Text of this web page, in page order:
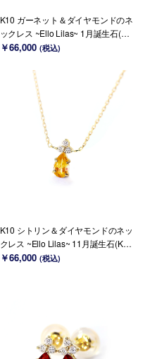
K10 ガーネット＆ダイヤモンドのネ
ックレス ~Ello Lilas~ 1月誕生石(K1
8 変更可能)
￥66,000 (税込)
K10 シトリン＆ダイヤモンドのネッ
クレス ~Ello Lilas~ 11月誕生石(K18
変更可能)
￥66,000 (税込)